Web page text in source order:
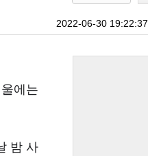
2022-06-30 19:22:37
에는
밤 사